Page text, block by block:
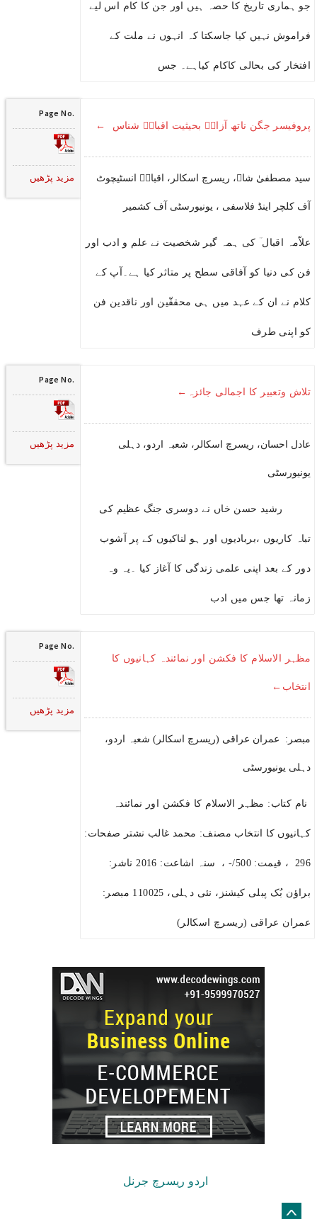
جو ہماری تاریخ کا حصہ ہیں اور جن کا کام اس لیے
فراموش نہیں کیا جاسکتا کہ انہوں نے ملت کے
افتخار کی بحالی کاکام کیاہے۔ جس
پروفیسر جگن ناتھ آزادؔ بحیثیت اقبالؔ شناس ←
آف کلچر اینڈ فلاسفی ، یونیورسٹی آف کشمیر
علاّمہ اقبال ؔ کی ہمہ گیر شخصیت نے علم و ادب اور
فن کی دنیا کو آفاقی سطح پر متاثر کیا ہے۔آپ کے
کلام نے ان کے عہد میں ہی محققّین اور ناقدین فن
کو اپنی طرف
Page No.
مزید پڑھیں
تلاش وتعبیر کا اجمالی جائزہ←
عادل احسان، ریسرچ اسکالر، شعبہ اردو، دہلی
یونیورسٹی
رشید حسن خاں نے دوسری جنگ عظیم کی
تباہ کاریوں ،بربادیوں اور ہو لناکیوں کے پر آشوب
دور کے بعد اپنی علمی زندگی کا آغاز کیا ۔یہ وہ
زمانہ تھا جس میں ادب
Page No.
مزید پڑھیں
مظہر الاسلام کا فکشن اور نمائندہ کہانیوں کا
انتخاب←
مبصر: عمران عراقی (ریسرچ اسکالر) شعبہ اردو،
دہلی یونیورسٹی
نام کتاب: مظہر الاسلام کا فکشن اور نمائندہ
کہانیوں کا انتخاب مصنف: محمد غالب نشتر صفحات:
296 ، قیمت: 500/- ، سنہ اشاعت: 2016 ناشر:
براؤن بُک پبلی کیشنز، نئی دہلی، 110025 مبصر:
عمران عراقی (ریسرچ اسکالر)
Page No.
مزید پڑھیں
اردو ریسرچ جرنل